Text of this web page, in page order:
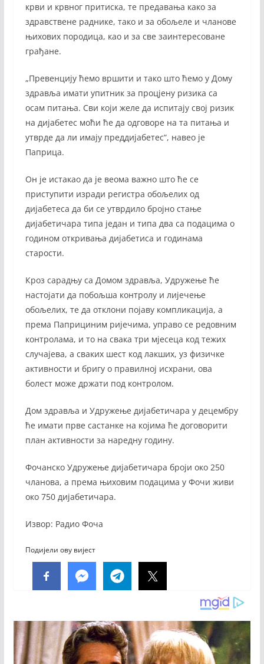
крви и крвног притиска, те предавања како за
здравствене раднике, тако и за обољеле и чланове
њихових породица, као и за све заинтересоване
грађане.
„Превенцију ћемо вршити и тако што ћемо у Дому
здравља имати упитник за процјену ризика са
осам питања. Сви који желе да испитају свој ризик
на дијабетес моћи ће да одговоре на та питања и
утврде да ли имају преддијабетес“, навео је
Паприца.
Он је истакао да је веома важно што ће се
приступити изради регистра обољелих од
дијабетеса да би се утврдило бројно стање
дијабетичара типа један и типа два са подацима о
годином откривања дијабетиса и годинама
старости.
Кроз сарадњу са Домом здравља, Удружење ће
настојати да побољша контролу и лијечење
обољелих, те да отклони појаву компликација, а
према Паприциним ријечима, управо се редовним
контролама, и то на свака три мјесеца код тежих
случајева, а сваких шест код лакших, уз физичке
активности и бригу о правилној исхрани, ова
болест може држати под контролом.
Дом здравља и Удружење дијабетичара у децембру
ће имати прве састанке на којима ће договорити
план активности за наредну годину.
Фочанско Удружење дијабетичара броји око 250
чланова, а према њиховим подацима у Фочи живи
око 750 дијабетичара.
Извор: Радио Фоча
Подијели ову вијест